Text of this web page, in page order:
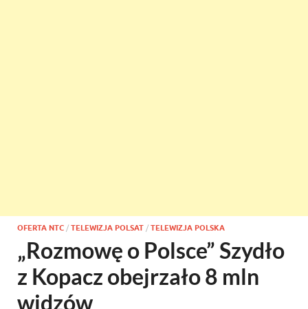
OFERTA NTC / TELEWIZJA POLSAT / TELEWIZJA POLSKA
„Rozmowę o Polsce” Szydło
z Kopacz obejrzało 8 mln
widzów